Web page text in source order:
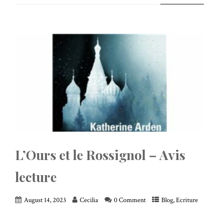
L’Ours et le Rossignol – Avis
lecture
August 14, 2023 Cecilia 0 Comment Blog,Ecriture